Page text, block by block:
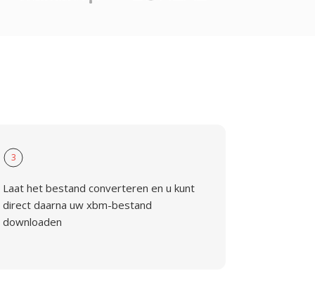
3
Laat het bestand converteren en u kunt
direct daarna uw xbm-bestand
downloaden